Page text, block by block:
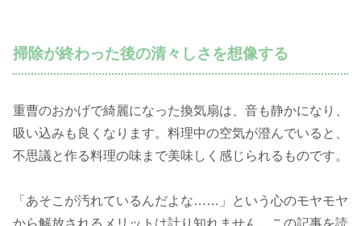
掃除が終わった後の清々しさを想像する
重曹のおかげで綺麗になった換気扇は、音も静かになり、
吸い込みも良くなります。料理中の空気が澄んでいると、
不思議と作る料理の味まで美味しく感じられるものです。
「あそこが汚れているんだよな……」という心のモヤモヤ